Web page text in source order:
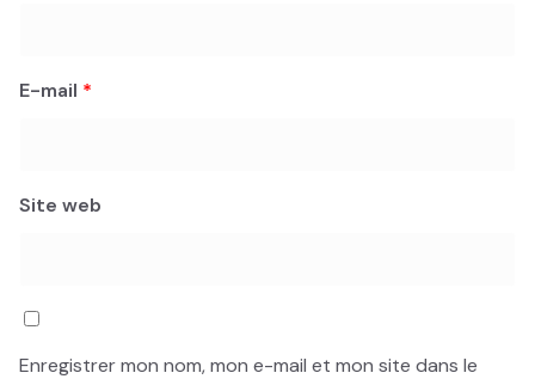
E-mail *
Site web
Enregistrer mon nom, mon e-mail et mon site dans le